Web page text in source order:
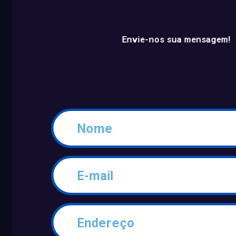
Envie-nos sua mensagem!